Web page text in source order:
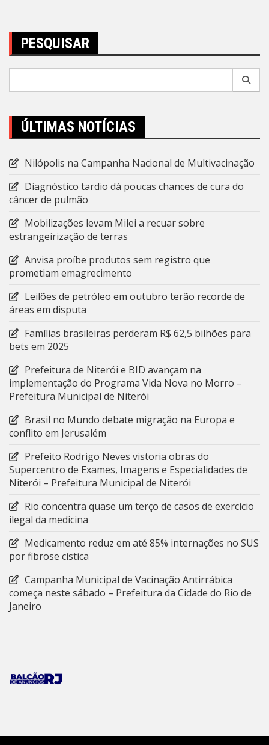
PESQUISAR
ÚLTIMAS NOTÍCIAS
Nilópolis na Campanha Nacional de Multivacinação
Diagnóstico tardio dá poucas chances de cura do
câncer de pulmão
Mobilizações levam Milei a recuar sobre
estrangeirização de terras
Anvisa proíbe produtos sem registro que
prometiam emagrecimento
Leilões de petróleo em outubro terão recorde de
áreas em disputa
Famílias brasileiras perderam R$ 62,5 bilhões para
bets em 2025
Prefeitura de Niterói e BID avançam na
implementação do Programa Vida Nova no Morro –
Prefeitura Municipal de Niterói
Brasil no Mundo debate migração na Europa e
conflito em Jerusalém
Prefeito Rodrigo Neves vistoria obras do
Supercentro de Exames, Imagens e Especialidades de
Niterói – Prefeitura Municipal de Niterói
Rio concentra quase um terço de casos de exercício
ilegal da medicina
Medicamento reduz em até 85% internações no SUS
por fibrose cística
Campanha Municipal de Vacinação Antirrábica
começa neste sábado – Prefeitura da Cidade do Rio de
Janeiro